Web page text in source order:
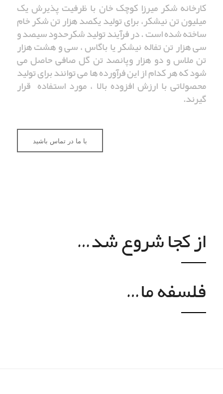
کارخانه شکر میرزا کوچک خان با ظرفیت پذیرش یک
میلیون تن نیشکر، برای تولید یکصد هزار تن شکر خام
ساخته شده است . در فرآیند تولید شکرحدود سیصد و
سی هزار تن تفاله نیشکر یا باگاس ، سی و هشت هزار
تن ملاس و دو هزار وپانصد تن گل صافی حاصل می
شود که هر کدام از این فرآورده ها می توانند برای تولید
محصولاتی با ارزش افزوده بالا ، مورد استفاده قرار
گیرند.
با ما در تماس باشید
از کجا شروع شد…
فلسفه ما…